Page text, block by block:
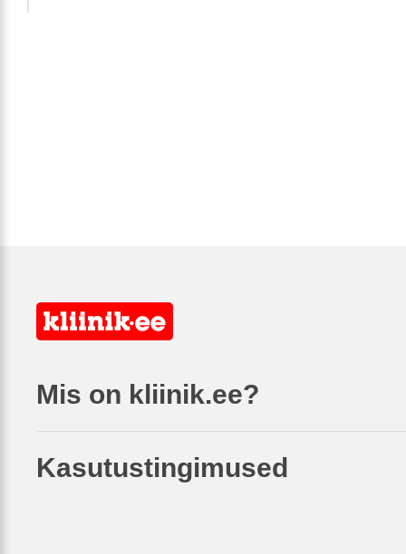
Mis on kliinik.ee?
Kasutustingimused